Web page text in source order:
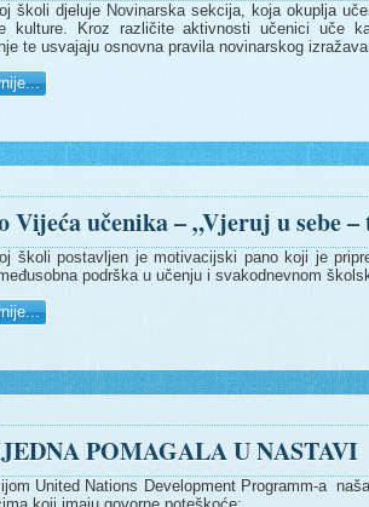
školi djeluje Novinarska sekcija, koja okuplja
kulture. Kroz različite aktivnosti učenici uče
te usvajaju osnovna pravila novinarskog
Vijeća učenika – „Vjeruj u sebe –
školi postavljen je motivacijski pano koji je
podrška u učenju i svakodnevnom
POMAGALA U NASTAVI
United Nations Development Programm-a